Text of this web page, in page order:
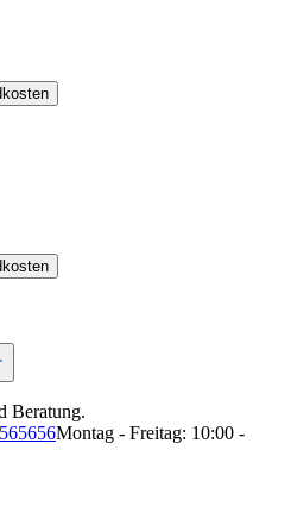
Beratung.
Montag - Freitag: 10:00 -